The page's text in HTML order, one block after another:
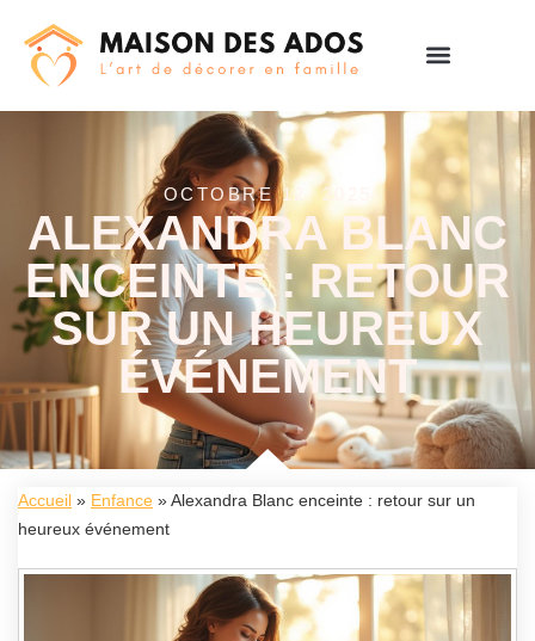
OCTOBRE 12, 2025
ALEXANDRA BLANC
ENCEINTE : RETOUR
SUR UN HEUREUX
ÉVÉNEMENT
Accueil » Enfance » Alexandra Blanc enceinte : retour sur un
heureux événement